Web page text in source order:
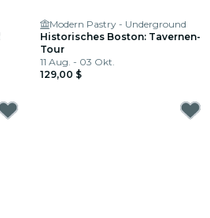
Modern Pastry - Underground
Historisches Boston: Tavernen-
Tour
11 Aug. - 03 Okt.
129,00 $